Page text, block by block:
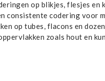
op blikjes, flesjes en
consistente codering voor
op tubes, flacons en dozen
zoals hout en